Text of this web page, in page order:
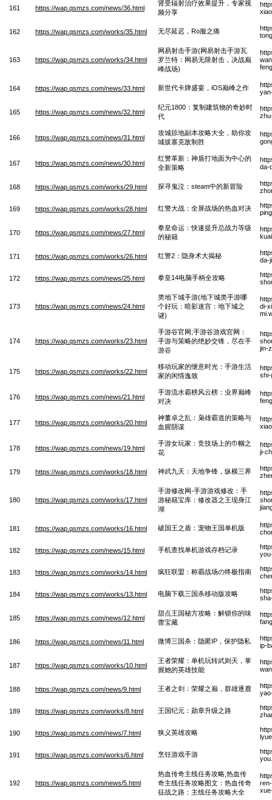
161 https://wap.qsmzs.com/news/36.html
肾受辐射治疗效果提升，专家视
频分享
162 https://wap.qsmzs.com/works/35.html 无尽延迟，Ro服之痛
163 https://wap.qsmzs.com/works/34.html
网易射击手游(网易射击手游瓦
罗兰特：网易无限射击，决战巅
峰战场)
164 https://wap.qsmzs.com/news/33.html 新世代卡牌盛宴，iOS巅峰之作
165 https://wap.qsmzs.com/news/32.html
纪元1800：复制建筑物的奇妙时
代
166 https://wap.qsmzs.com/news/31.html
攻城掠地副本攻略大全，助你攻
城拔寨克敌制胜
167 https://wap.qsmzs.com/news/30.html
红警革新：神盾打地面为中心的
全新策略
da-
168 https://wap.qsmzs.com/works/29.html 探寻鬼泣：steam中的新冒险
169 https://wap.qsmzs.com/works/28.html 红警大战：全屏战场的热血对决
170 https://wap.qsmzs.com/news/27.html
拳皇命运：快速提升总战力等级
的秘籍
171 https://wap.qsmzs.com/works/26.html 红警2：隐身术大揭秘
da-
172 https://wap.qsmzs.com/news/25.html 拳皇14电脑手柄全攻略
173 https://wap.qsmzs.com/news/24.html
类地下城手游(地下城类手游哪
个好玩：暗影迷宫：地下城之
谜)
di-
174 https://wap.qsmzs.com/works/23.html
手游谷官网;手游谷游戏官网：
手游与策略的绝妙交锋，尽在手
游谷
jin-
175 https://wap.qsmzs.com/works/22.html
移动玩家的惬意时光：手游生活
家的闲情逸致
shi-
176 https://wap.qsmzs.com/news/21.html
手游流水霸榜风云榜：业界巅峰
对决
177 https://wap.qsmzs.com/works/20.html
神董卓之乱：枭雄霸道的策略与
血腥阴谋
178 https://wap.qsmzs.com/news/19.html
手游女玩家：竞技场上的巾帼之
花
ji-
179 https://wap.qsmzs.com/works/18.html 神武九天：天地争锋，纵横三界
180 https://wap.qsmzs.com/works/17.html
手游修改网-手游游戏修改：手
游秘籍宝库：修改器之王现身江
湖
181 https://wap.qsmzs.com/works/16.html 破国王之盾：宠物王国单机版
182 https://wap.qsmzs.com/news/15.html 手机查找单机游戏存档记录
183 https://wap.qsmzs.com/works/14.html 疯狂联盟：称霸战场の终极指南
184 https://wap.qsmzs.com/works/13.html 电脑下载三国杀移动版攻略
185 https://wap.qsmzs.com/news/12.html
甜点王国秘方攻略：解锁你的味
蕾宝藏
186 https://wap.qsmzs.com/news/11.html 微博三国杀：隐匿IP，保护隐私
ip-
187 https://wap.qsmzs.com/works/10.html
王者荣耀：单机玩转武则天，掌
握她的英雄技能
188 https://wap.qsmzs.com/news/9.html 王者之剑：荣耀之巅，群雄逐鹿
189 https://wap.qsmzs.com/works/8.html 王国纪元：勋章升级之路
190 https://wap.qsmzs.com/news/7.html 狭义英雄攻略
191 https://wap.qsmzs.com/works/6.html 烹饪游戏手游
192 https://wap.qsmzs.com/news/5.html
热血传奇主线任务攻略,热血传
奇主线任务攻略图文：热血传奇
征战之路：主线任务攻略大全